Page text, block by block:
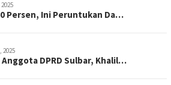
Persen, Ini Peruntukan Da…
2025
Anggota DPRD Sulbar, Khalil…